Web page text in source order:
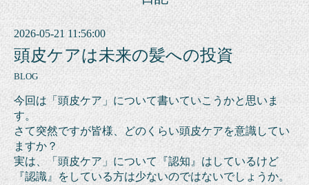
2026-05-21 11:56:00
頭皮ケアは未来の髪への投資
BLOG
今回は「頭皮ケア」について書いていこうかと思いま
す。
さて突然ですが皆様、どのくらい頭皮ケアを意識してい
ますか？
実は、「頭皮ケア」について『認知』はしているけど
『認識』をしている方は少ないのではないでしょうか。